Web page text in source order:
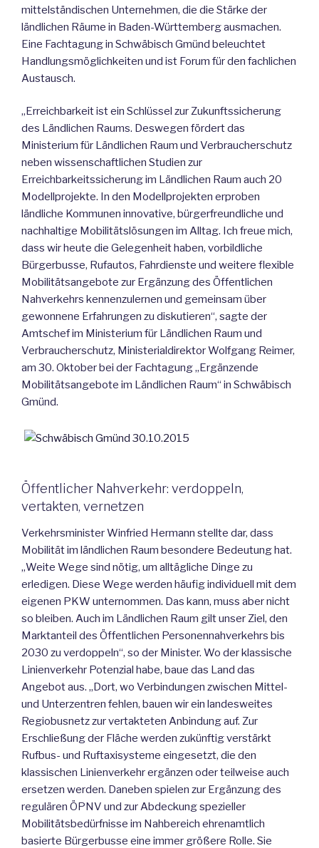
mittelständischen Unternehmen, die die Stärke der
ländlichen Räume in Baden-Württemberg ausmachen.
Eine Fachtagung in Schwäbisch Gmünd beleuchtet
Handlungsmöglichkeiten und ist Forum für den fachlichen
Austausch.
„Erreichbarkeit ist ein Schlüssel zur Zukunftssicherung
des Ländlichen Raums. Deswegen fördert das
Ministerium für Ländlichen Raum und Verbraucherschutz
neben wissenschaftlichen Studien zur
Erreichbarkeitssicherung im Ländlichen Raum auch 20
Modellprojekte. In den Modellprojekten erproben
ländliche Kommunen innovative, bürgerfreundliche und
nachhaltige Mobilitätslösungen im Alltag. Ich freue mich,
dass wir heute die Gelegenheit haben, vorbildliche
Bürgerbusse, Rufautos, Fahrdienste und weitere flexible
Mobilitätsangebote zur Ergänzung des Öffentlichen
Nahverkehrs kennenzulernen und gemeinsam über
gewonnene Erfahrungen zu diskutieren“, sagte der
Amtschef im Ministerium für Ländlichen Raum und
Verbraucherschutz, Ministerialdirektor Wolfgang Reimer,
am 30. Oktober bei der Fachtagung „Ergänzende
Mobilitätsangebote im Ländlichen Raum“ in Schwäbisch
Gmünd.
Öffentlicher Nahverkehr: verdoppeln,
vertakten, vernetzen
Verkehrsminister Winfried Hermann stellte dar, dass
Mobilität im ländlichen Raum besondere Bedeutung hat.
„Weite Wege sind nötig, um alltägliche Dinge zu
erledigen. Diese Wege werden häufig individuell mit dem
eigenen PKW unternommen. Das kann, muss aber nicht
so bleiben. Auch im Ländlichen Raum gilt unser Ziel, den
Marktanteil des Öffentlichen Personennahverkehrs bis
2030 zu verdoppeln“, so der Minister. Wo der klassische
Linienverkehr Potenzial habe, baue das Land das
Angebot aus. „Dort, wo Verbindungen zwischen Mittel-
und Unterzentren fehlen, bauen wir ein landesweites
Regiobusnetz zur vertakteten Anbindung auf. Zur
Erschließung der Fläche werden zukünftig verstärkt
Rufbus- und Ruftaxisysteme eingesetzt, die den
klassischen Linienverkehr ergänzen oder teilweise auch
ersetzen werden. Daneben spielen zur Ergänzung des
regulären ÖPNV und zur Abdeckung spezieller
Mobilitätsbedürfnisse im Nahbereich ehrenamtlich
basierte Bürgerbusse eine immer größere Rolle. Sie